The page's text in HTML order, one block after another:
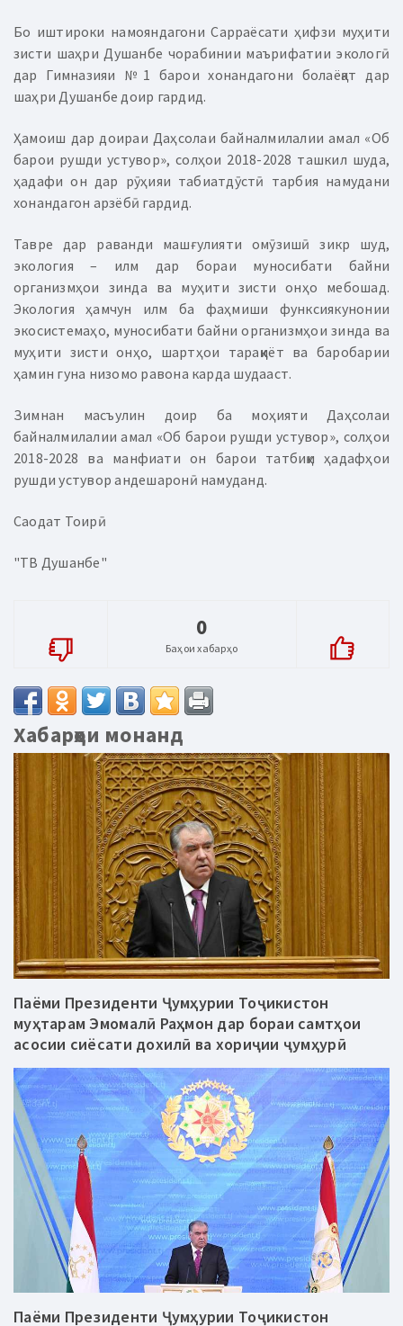
Бо иштироки намояндагони Сарраёсати ҳифзи муҳити
зисти шаҳри Душанбе чорабинии маърифатии экологӣ
дар Гимназияи №1 барои хонандагони болаёқат дар
шаҳри Душанбе доир гардид.
Ҳамоиш дар доираи Даҳсолаи байналмилалии амал «Об
барои рушди устувор», солҳои 2018-2028 ташкил шуда,
ҳадафи он дар рӯҳияи табиатдӯстӣ тарбия намудани
хонандагон арзёбӣ гардид.
Тавре дар раванди машғулияти омӯзишӣ зикр шуд,
экология – илм дар бораи муносибати байни
организмҳои зинда ва муҳити зисти онҳо мебошад.
Экология ҳамчун илм ба фаҳмиши функсиякунонии
экосистемаҳо, муносибати байни организмҳои зинда ва
муҳити зисти онҳо, шартҳои тараққиёт ва баробарии
ҳамин гуна низомо равона карда шудааст.
Зимнан масъулин доир ба моҳияти Даҳсолаи
байналмилалии амал «Об барои рушди устувор», солҳои
2018-2028 ва манфиати он барои татбиқи ҳадафҳои
рушди устувор андешаронӣ намуданд.
Саодат Тоирӣ
"ТВ Душанбе"
0
Баҳои хабарҳо
Хабарҳои монанд
Паёми Президенти Ҷумҳурии Тоҷикистон
муҳтарам Эмомалӣ Раҳмон дар бораи самтҳои
асосии сиёсати дохилӣ ва хориҷии ҷумҳурӣ
Паёми Президенти Ҷумҳурии Тоҷикистон